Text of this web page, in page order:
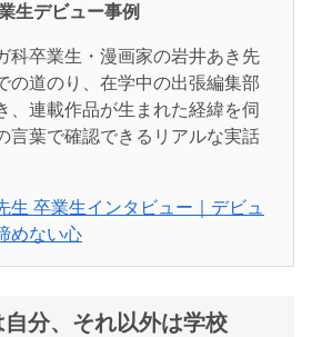
生デビュー事例
科卒業生・漫画家の岩井あき先
の道のり、在学中の出張編集部
、連載作品が生まれた経緯を伺
言葉で確認できるリアルな実話
生 卒業生インタビュー｜デビュ
めない心
分、それ以外は学校